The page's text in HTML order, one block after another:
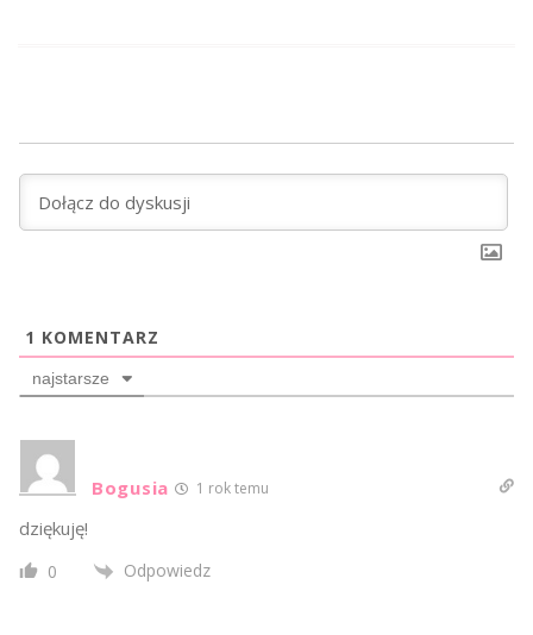
1 KOMENTARZ
najstarsze
Bogusia 1 rok temu
dziękuję!
0 Odpowiedz